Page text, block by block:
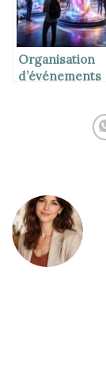
Organisation
d’événements